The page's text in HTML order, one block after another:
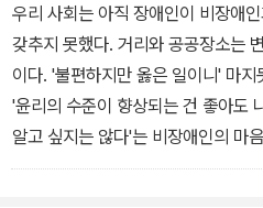
우리 사회는 아직 장애인이 비장애
갖추지 못했다. 거리와 공공장소는
이다. '불편하지만 옳은 일이니' 마
'윤리의 수준이 향상되는 건 좋아도
알고 싶지는 않다'는 비장애인의 마
이지 않는 곳으로 밀어낼 것이다.